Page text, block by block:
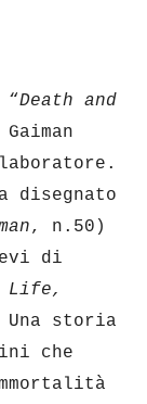
Death and
disegnato
, n.50)
di
Life,
storia
che